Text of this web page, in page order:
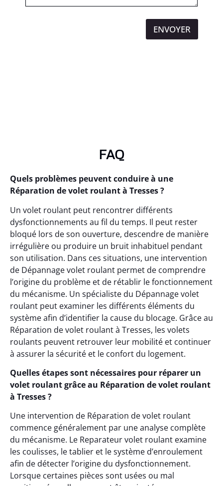
ENVOYER
FAQ
Quels problèmes peuvent conduire à une
Réparation de volet roulant à Tresses ?
Un volet roulant peut rencontrer différents
dysfonctionnements au fil du temps. Il peut rester
bloqué lors de son ouverture, descendre de manière
irrégulière ou produire un bruit inhabituel pendant
son utilisation. Dans ces situations, une intervention
de Dépannage volet roulant permet de comprendre
l’origine du problème et de rétablir le fonctionnement
du mécanisme. Un spécialiste du Dépannage volet
roulant peut examiner les différents éléments du
système afin d’identifier la cause du blocage. Grâce au
Réparation de volet roulant à Tresses, les volets
roulants peuvent retrouver leur mobilité et continuer
à assurer la sécurité et le confort du logement.
Quelles étapes sont nécessaires pour réparer un
volet roulant grâce au Réparation de volet roulant
à Tresses ?
Une intervention de Réparation de volet roulant
commence généralement par une analyse complète
du mécanisme. Le Reparateur volet roulant examine
les coulisses, le tablier et le système d’enroulement
afin de détecter l’origine du dysfonctionnement.
Lorsque certaines pièces sont usées ou mal